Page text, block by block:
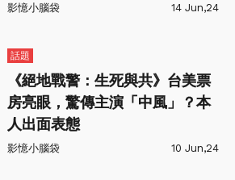
影憶小腦袋 14 Jun,24
話題
《絕地戰警：生死與共》台美票
房亮眼，驚傳主演「中風」？本
人出面表態
影憶小腦袋 10 Jun,24